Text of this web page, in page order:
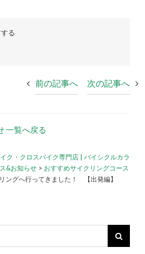
る
前の記事へ 次の記事へ
一覧へ戻る
ク・クロスバイク専門店 | バイシクルカラ
&お知らせ > おすすめサイクリングコース
ングへ行ってきました！ 【出発編】